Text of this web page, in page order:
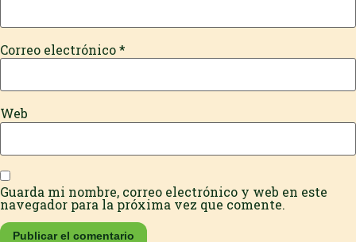
Correo electrónico*
Web
Guarda mi nombre, correo electrónico y web en este
navegador para la próxima vez que comente.